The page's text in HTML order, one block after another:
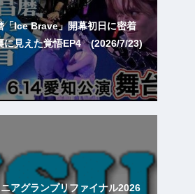
「Ice Brave」開幕初日に密着
に見えた覚悟EP4 (2026/7/23)
アグランプリファイナル2026